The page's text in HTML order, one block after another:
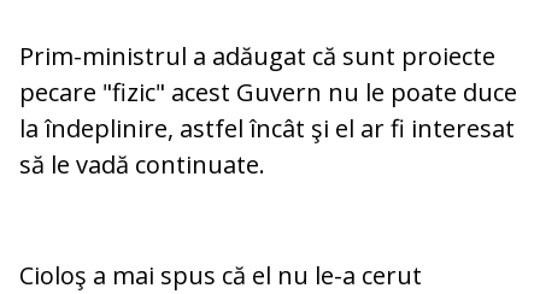
Prim-ministrul a adăugat că sunt proiecte
pecare "fizic" acest Guvern nu le poate duce
la îndeplinire, astfel încât şi el ar fi interesat
să le vadă continuate.
Cioloş a mai spus că el nu le-a cerut